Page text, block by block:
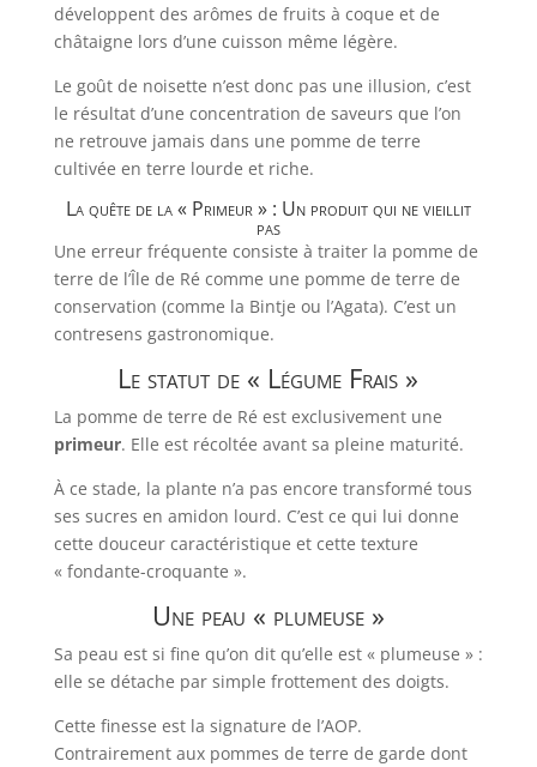
développent des arômes de fruits à coque et de
châtaigne lors d’une cuisson même légère.
Le goût de noisette n’est donc pas une illusion, c’est
le résultat d’une concentration de saveurs que l’on
ne retrouve jamais dans une pomme de terre
cultivée en terre lourde et riche.
La quête de la « Primeur » : Un produit qui ne vieillit
pas
Une erreur fréquente consiste à traiter la pomme de
terre de l’Île de Ré comme une pomme de terre de
conservation (comme la Bintje ou l’Agata). C’est un
contresens gastronomique.
Le statut de « Légume Frais »
La pomme de terre de Ré est exclusivement une
primeur. Elle est récoltée avant sa pleine maturité.
À ce stade, la plante n’a pas encore transformé tous
ses sucres en amidon lourd. C’est ce qui lui donne
cette douceur caractéristique et cette texture
« fondante-croquante ».
Une peau « plumeuse »
Sa peau est si fine qu’on dit qu’elle est « plumeuse » :
elle se détache par simple frottement des doigts.
Cette finesse est la signature de l’AOP.
Contrairement aux pommes de terre de garde dont